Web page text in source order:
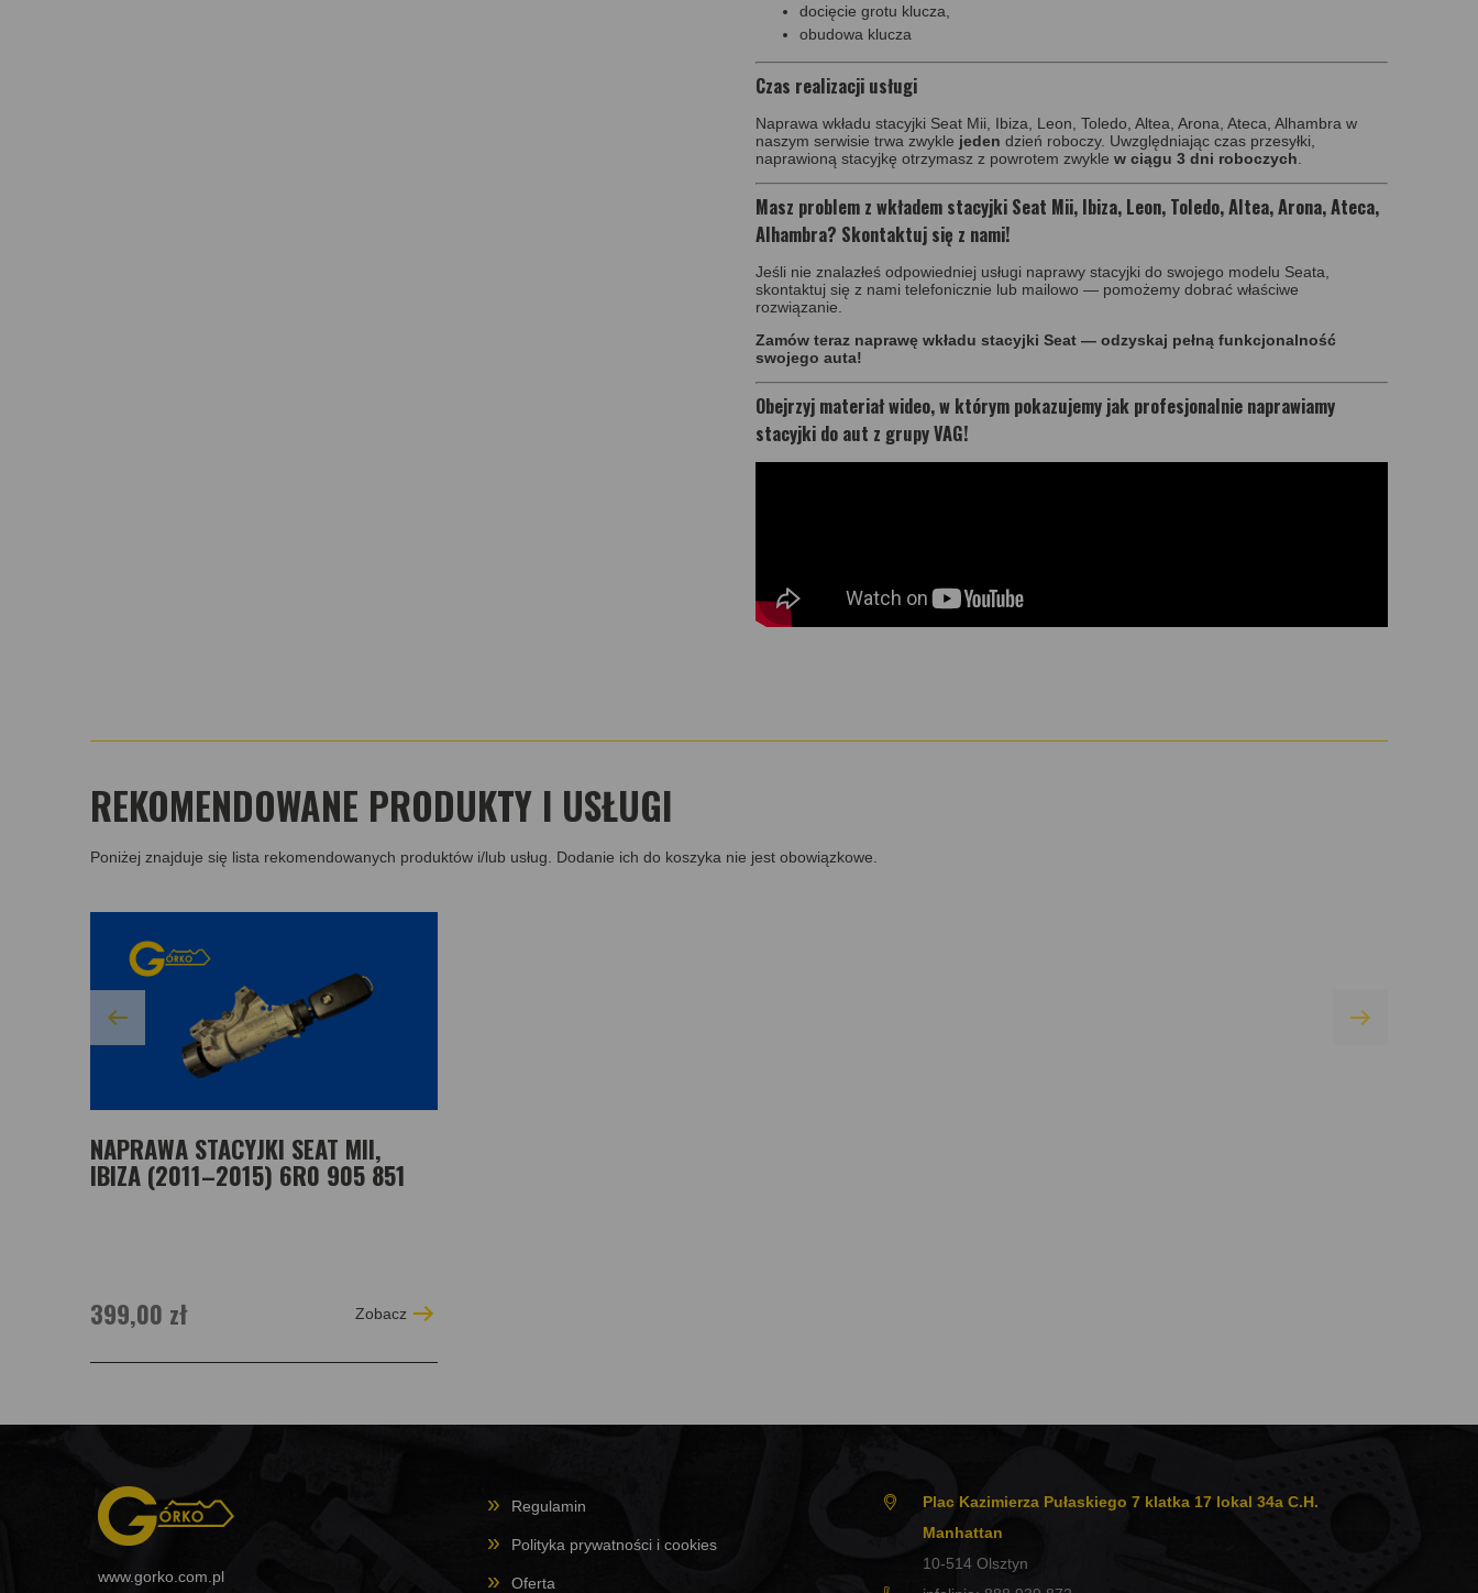
docięcie grotu klucza,
obudowa klucza
Czas realizacji usługi
Naprawa wkładu stacyjki Seat Mii, Ibiza, Leon, Toledo, Altea, Arona, Ateca, Alhambra w
naszym serwisie trwa zwykle jeden dzień roboczy. Uwzględniając czas przesyłki,
naprawioną stacyjkę otrzymasz z powrotem zwykle w ciągu 3 dni roboczych
Masz problem z wkładem stacyjki Seat Mii, Ibiza, Leon, Toledo, Altea, Arona, Ateca,
Alhambra? Skontaktuj się z nami!
Jeśli nie znalazłeś odpowiedniej usługi naprawy stacyjki do swojego modelu Seata,
skontaktuj się z nami telefonicznie lub mailowo — pomożemy dobrać właściwe
rozwiązanie.
Zamów teraz naprawę wkładu stacyjki Seat — odzyskaj pełną funkcjonalność
swojego auta!
Obejrzyj materiał wideo, w którym pokazujemy jak profesjonalnie naprawiamy
stacyjki do aut z grupy VAG!
REKOMENDOWANE PRODUKTY I USŁUGI
Poniżej znajduje się lista rekomendowanych produktów i/lub usług. Dodanie ich do koszyka nie jest obowiązkowe.
NAPRAWA STACYJKI SEAT MII,
IBIZA (2011–2015) 6R0 905 851
399,00 zł Zobacz
www.gorko.com.pl
Regulamin
Polityka prywatności i cookies
Oferta
Plac Kazimierza Pułaskiego 7 klatka 17 lokal 34a C.H.
Manhattan
10-514 Olsztyn